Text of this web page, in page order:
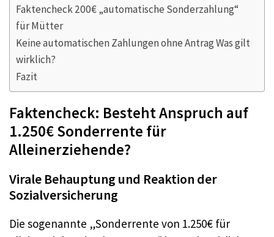
Faktencheck 200€ „automatische Sonderzahlung“
für Mütter
Keine automatischen Zahlungen ohne Antrag Was gilt
wirklich?
Fazit
Faktencheck: Besteht Anspruch auf
1.250€ Sonderrente für
Alleinerziehende?
Virale Behauptung und Reaktion der
Sozialversicherung
Die sogenannte „Sonderrente von 1.250€ für